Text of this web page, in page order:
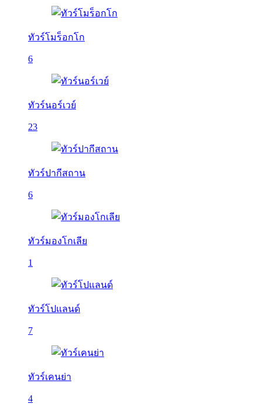
ทัวร์โมร็อกโก
6
ทัวร์นอร์เวย์
23
ทัวร์ปากีสถาน
6
ทัวร์มองโกเลีย
1
ทัวร์โปแลนด์
7
ทัวร์เคนย่า
4